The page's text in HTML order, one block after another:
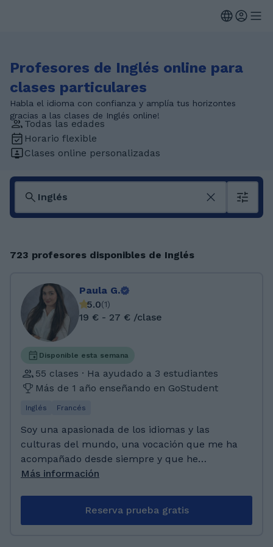
Profesores de Inglés online para
clases particulares
Habla el idioma con confianza y amplía tus horizontes
gracias a las clases de Inglés online!
Todas las edades
Horario flexible
Clases online personalizadas
723 profesores disponibles de Inglés
Paula G.
5.0(1)
19 € - 27 € /clase
Disponible esta semana
55 clases · Ha ayudado a 3 estudiantes
Más de 1 año enseñando en GoStudent
Inglés Francés
Soy una apasionada de los idiomas y las
culturas del mundo, una vocación que me ha
acompañado desde siempre y que he
cultivado con dedicación y amor por el
herramientas de comunicación en mi trabajo y
Más información
Reserva prueba gratis